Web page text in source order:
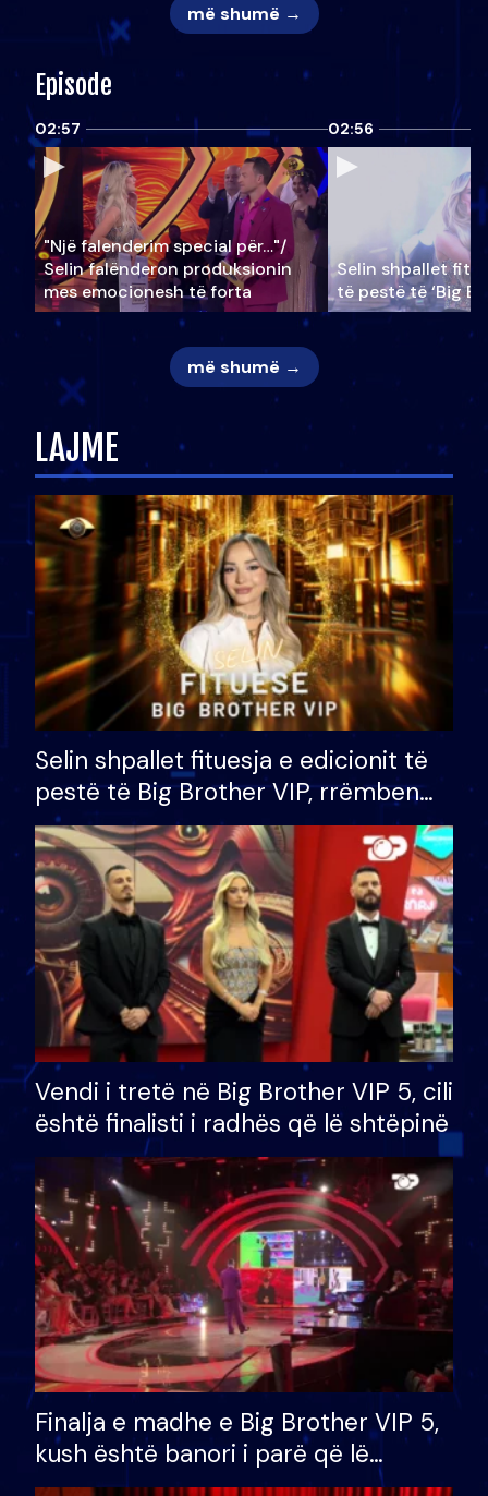
më shumë →
Episode
02:57
"Një falenderim special për…"/
Selin falënderon produksionin
mes emocionesh të forta
02:56
Selin shpallet
të pestë të ‘Big
më shumë →
LAJME
Selin shpallet fituesja e edicionit të
pestë të Big Brother VIP, rrëmben
çmimin e madh prej 100 mijë eurosh
Vendi i tretë në Big Brother VIP 5, cili
është finalisti i radhës që lë shtëpinë
Finalja e madhe e Big Brother VIP 5,
kush është banori i parë që lë
shtëpinë dhe humb mundësinë për